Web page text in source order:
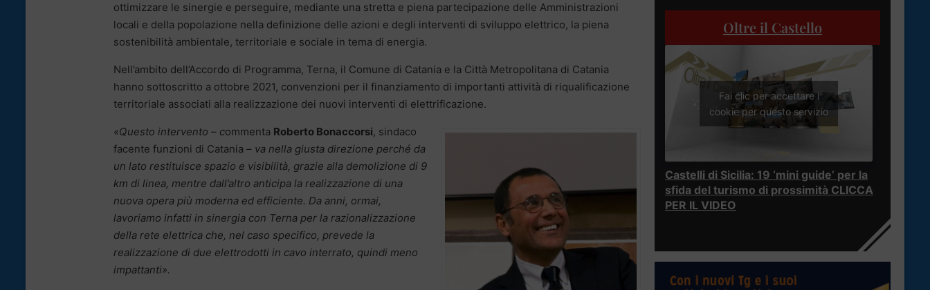
ottimizzare le sinergie e perseguire, mediante una stretta e piena partecipazione delle Amministrazioni
locali e della popolazione nella definizione delle azioni e degli interventi di sviluppo elettrico, la piena
sostenibilità ambientale, territoriale e sociale in tema di energia.
Nell’ambito dell’Accordo di Programma, Terna, il Comune di Catania e la Città Metropolitana di Catania
hanno sottoscritto a ottobre 2021, convenzioni per il finanziamento di importanti attività di riqualificazione
territoriale associati alla realizzazione dei nuovi interventi di elettrificazione.
«Questo intervento – commenta Roberto Bonaccorsi, sindaco
facente funzioni di Catania – va nella giusta direzione perché da
un lato restituisce spazio e visibilità, grazie alla demolizione di 9
km di linea, mentre dall’altro anticipa la realizzazione di una
nuova opera più moderna ed efficiente. Da anni, ormai,
lavoriamo infatti in sinergia con Terna per la razionalizzazione
della rete elettrica che, nel caso specifico, prevede la
realizzazione di due elettrodotti in cavo interrato, quindi meno
impattanti».
Oltre il Castello
Fai clic per accettare i
cookie per questo servizio
Castelli di Sicilia: 19 ‘mini guide’ per la
sfida del turismo di prossimità CLICCA
PER IL VIDEO